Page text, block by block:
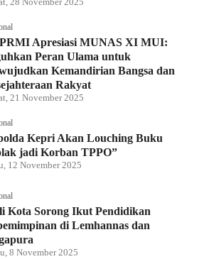
Apresiasi MUNAS XI MUI:
Peran Ulama untuk
Kemandirian Bangsa dan
Rakyat
21 November 2025
Kepri Akan Louching Buku
jadi Korban TPPO”
12 November 2025
Kota Sorong Ikut Pendidikan
di Lemhannas dan
8 November 2025